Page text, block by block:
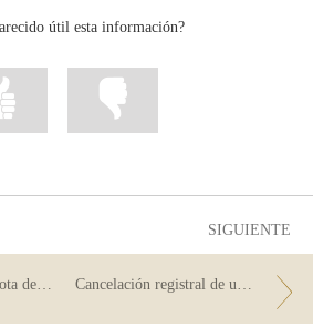
útil esta información?
Marcar
información
SIGUIENTE